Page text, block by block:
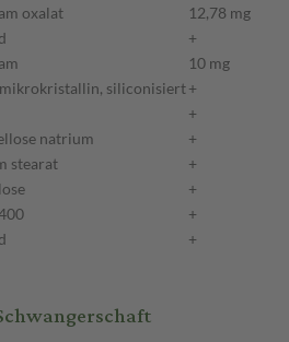
oxalat
12,78 mg
+
10 mg
siliconisiert+
+
natrium
+
stearat
+
+
+
+